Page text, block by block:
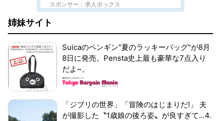
スポンサー：求人ボックス
姉妹サイト
Suicaのペンギン"夏のラッキーバッグ"が8月
8日に発売。Pensta史上最も豪華な7点入り
だよ~。
「ジブリの世界」「冒険のはじまりだ!」 夫
が撮影した〝1歳娘の後ろ姿〟が良すぎて...4.